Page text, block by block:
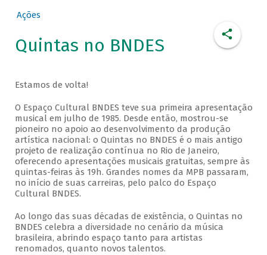
Ações
Quintas no BNDES
Estamos de volta!
O Espaço Cultural BNDES teve sua primeira apresentação
musical em julho de 1985. Desde então, mostrou-se
pioneiro no apoio ao desenvolvimento da produção
artística nacional: o Quintas no BNDES é o mais antigo
projeto de realização contínua no Rio de Janeiro,
oferecendo apresentações musicais gratuitas, sempre às
quintas-feiras às 19h. Grandes nomes da MPB passaram,
no início de suas carreiras, pelo palco do Espaço
Cultural BNDES.
Ao longo das suas décadas de existência, o Quintas no
BNDES celebra a diversidade no cenário da música
brasileira, abrindo espaço tanto para artistas
renomados, quanto novos talentos.